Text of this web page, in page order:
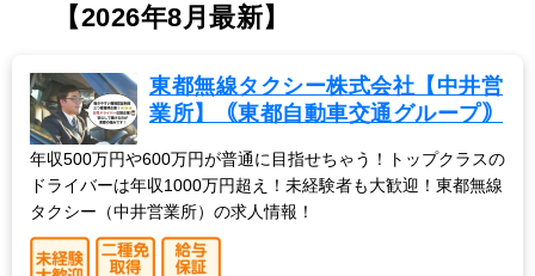
【2026年8月最新】
東都無線タクシー株式会社【中井営
業所】｟東都自動車交通グループ｠
年収500万円や600万円が普通に目指せちゃう！トップクラスの
ドライバーは年収1000万円超え！未経験者も大歓迎！東都無線
タクシー（中井営業所）の求人情報！